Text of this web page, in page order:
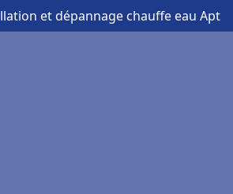
et dépannage chauffe eau Apt